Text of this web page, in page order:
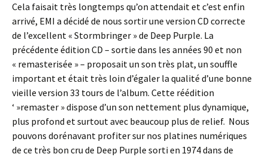
Cela faisait très longtemps qu’on attendait et c’est enfin
arrivé, EMI a décidé de nous sortir une version CD correcte
de l’excellent « Stormbringer » de Deep Purple. La
précédente édition CD – sortie dans les années 90 et non
« remasterisée » – proposait un son très plat, un souffle
important et était très loin d’égaler la qualité d’une bonne
vieille version 33 tours de l’album. Cette réédition
‘ »remaster » dispose d’un son nettement plus dynamique,
plus profond et surtout avec beaucoup plus de relief. Nous
pouvons dorénavant profiter sur nos platines numériques
de ce très bon cru de Deep Purple sorti en 1974 dans de